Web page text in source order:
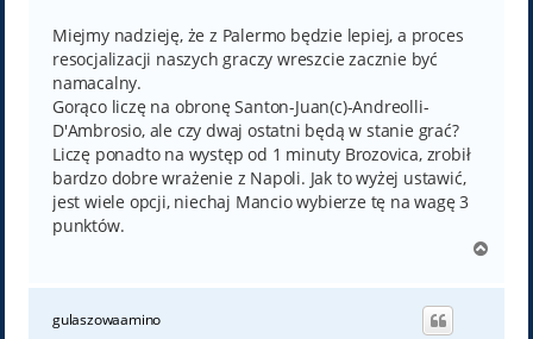
Miejmy nadzieję, że z Palermo będzie lepiej, a proces
resocjalizacji naszych graczy wreszcie zacznie być
namacalny.
Gorąco liczę na obronę Santon-Juan(c)-Andreolli-
D'Ambrosio, ale czy dwaj ostatni będą w stanie grać?
Liczę ponadto na występ od 1 minuty Brozovica, zrobił
bardzo dobre wrażenie z Napoli. Jak to wyżej ustawić,
jest wiele opcji, niechaj Mancio wybierze tę na wagę 3
punktów.
g
gulaszowaamino